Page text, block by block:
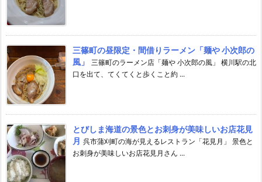
三篠町の昼限定・間借りラーメン「麺や 小次郎の
風」
三篠町のラーメン店「麺や 小次郎の風」 横川駅の北
口を出て、てくてくと歩くこと約 ...
とびしま海道の景色とお刺身が美味しいお店花見
月 呉市蒲刈町の海が見えるレストラン「花見月」 景色と
お刺身が美味しいお店花見月さん ...